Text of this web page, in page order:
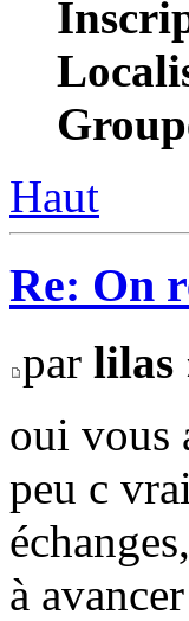
Haut
Re: On
par lilas
oui vous
peu c
à